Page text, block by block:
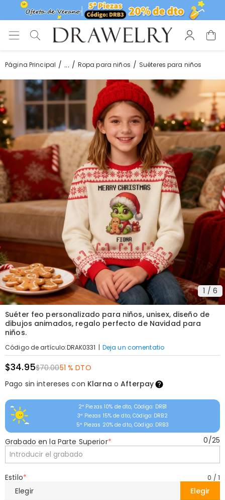
Página Principal ... Ropa para niños Suéteres para niños
1 / 6
Suéter feo personalizado para niños, unisex, diseño de
dibujos animados, regalo perfecto de Navidad para
niños.
Código de artículo:DRAK0331 | Deja un comentatio
$34.95$70.0051 % DTO
Pago sin intereses con Klarna oAfterpay
2ª Piezas 10% de dto, Código: DRB1
3ª Piezas 15% de dto, Código: DRB2
5ª Piezas 20% de dto, Código: DRB3
Grabado en la Parte Superior* 0/25
Estilo* 0 / 1
Elegir Elegir